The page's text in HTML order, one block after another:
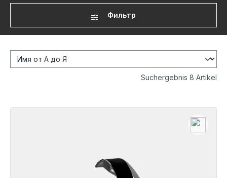
Фильтр
Suchergebnis 8 Artikel